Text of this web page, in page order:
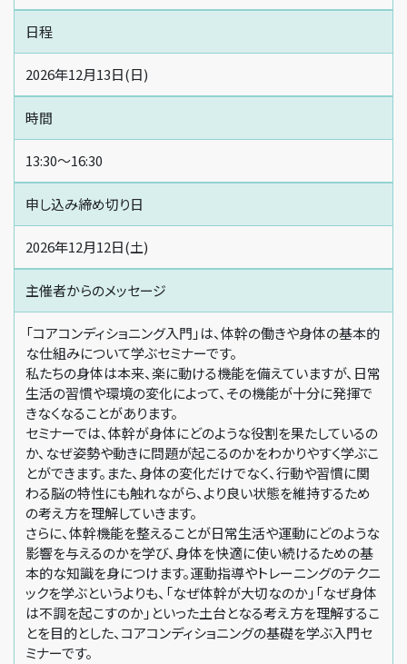
日程
2026年12月13日(日)
時間
13:30〜16:30
申し込み締め切り日
2026年12月12日(土)
主催者からのメッセージ
「コアコンディショニング入門」は、体幹の働きや身体の基本的
な仕組みについて学ぶセミナーです。
私たちの身体は本来、楽に動ける機能を備えていますが、日常
生活の習慣や環境の変化によって、その機能が十分に発揮で
きなくなることがあります。
セミナーでは、体幹が身体にどのような役割を果たしているの
か、なぜ姿勢や動きに問題が起こるのかをわかりやすく学ぶこ
とができます。また、身体の変化だけでなく、行動や習慣に関
わる脳の特性にも触れながら、より良い状態を維持するため
の考え方を理解していきます。
さらに、体幹機能を整えることが日常生活や運動にどのような
影響を与えるのかを学び、身体を快適に使い続けるための基
本的な知識を身につけます。運動指導やトレーニングのテクニ
ックを学ぶというよりも、「なぜ体幹が大切なのか」「なぜ身体
は不調を起こすのか」といった土台となる考え方を理解するこ
とを目的とした、コアコンディショニングの基礎を学ぶ入門セ
ミナーです。